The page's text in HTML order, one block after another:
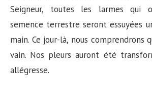
Seigneur, toutes les larmes qui
semence terrestre seront essuyées
main. Ce jour-là, nous comprendrons
vain. Nos pleurs auront été
allégresse.